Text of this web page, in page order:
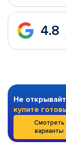
4.8
Не
купите
Смотреть
варианты